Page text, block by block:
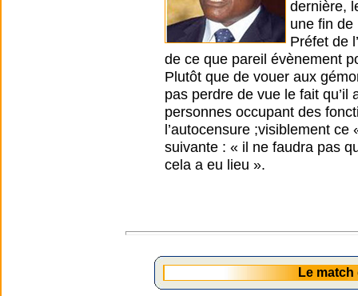
dernière,
une fin
Préfet de
de ce que pareil évènement
Plutôt que de vouer aux
pas perdre de vue le fait
personnes occupant des
l’autocensure ;visiblement
suivante : « il ne faudra pas
cela a eu lieu ».
Le match